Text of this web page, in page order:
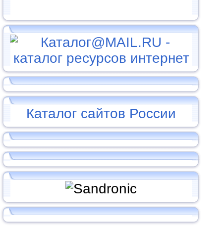
Каталог сайтов России